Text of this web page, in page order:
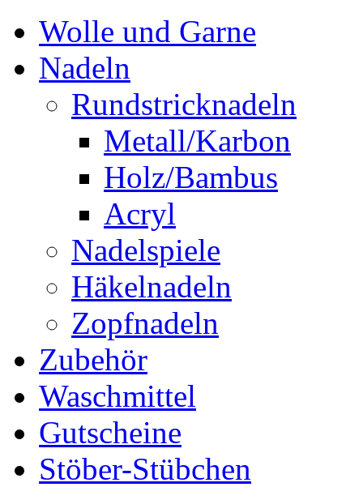
Wolle und Garne
Nadeln
Rundstricknadeln
Metall/Karbon
Holz/Bambus
Acryl
Nadelspiele
Häkelnadeln
Zopfnadeln
Zubehör
Waschmittel
Gutscheine
Stöber-Stübchen